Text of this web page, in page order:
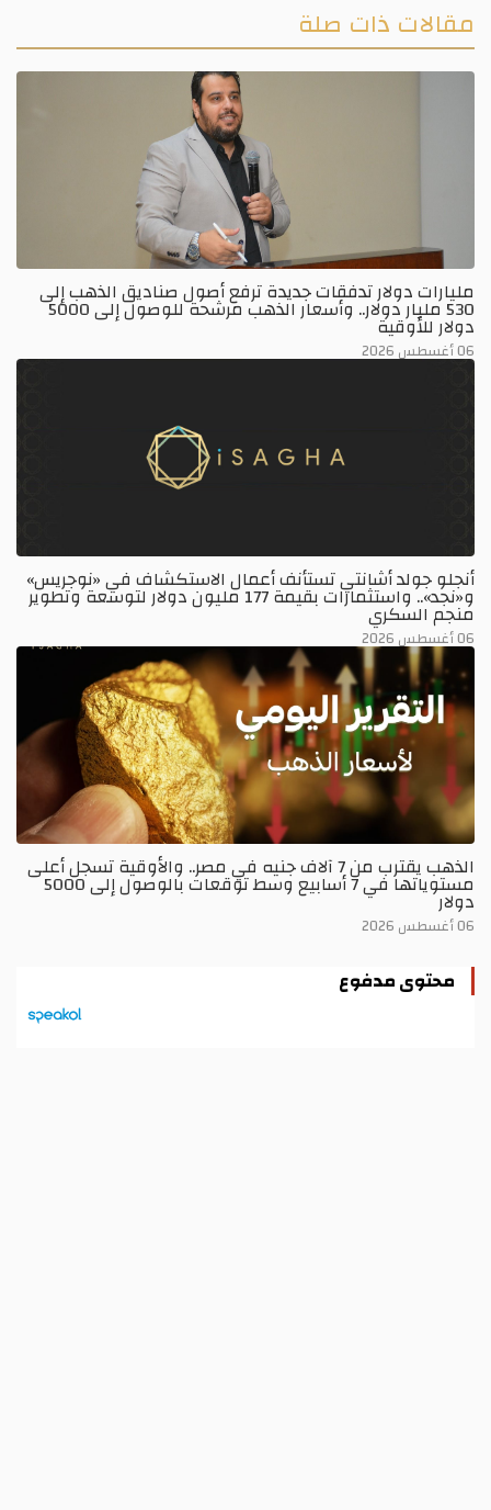
مقالات ذات صلة
مليارات دولار تدفقات جديدة ترفع أصول صناديق الذهب إلى
530 مليار دولار.. وأسعار الذهب مرشحة للوصول إلى 5000
دولار للأوقية
06 أغسطس 2026
أنجلو جولد أشانتي تستأنف أعمال الاستكشاف في «نوجريس»
و«نجد».. واستثمارات بقيمة 177 مليون دولار لتوسعة وتطوير
منجم السكري
06 أغسطس 2026
الذهب يقترب من 7 آلاف جنيه في مصر.. والأوقية تسجل أعلى
مستوياتها في 7 أسابيع وسط توقعات بالوصول إلى 5000
دولار
06 أغسطس 2026
محتوى مدفوع